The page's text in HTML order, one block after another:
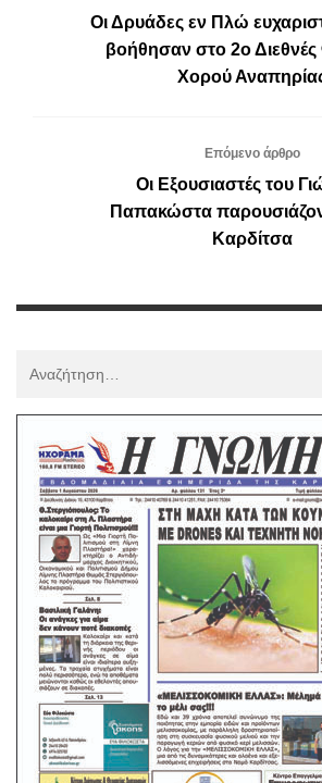
Οι Δρυάδες εν Πλώ
βοήθησαν στο 2ο Διεθνές
Χορού
Επόμενο άρθρο
Οι Εξουσιαστές του
Παπακώστα
Καρδίτσα
: